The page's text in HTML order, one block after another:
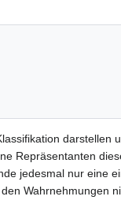
darstellen
Repräsentanten
jedesmal nur eine
Wahrnehmungen